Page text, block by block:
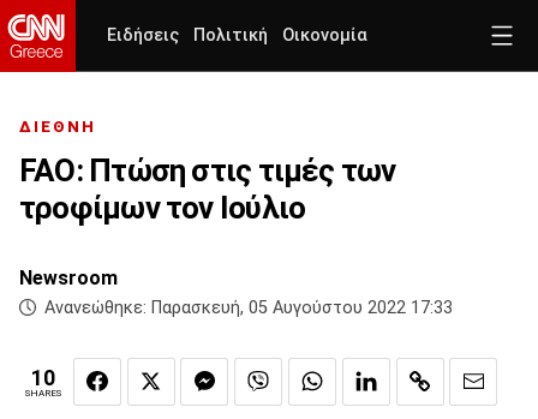
Ειδήσεις Πολιτική Οικονομία
ΔΙΕΘΝΗ
FAO: Πτώση στις τιμές των
τροφίμων τον Ιούλιο
Newsroom
Ανανεώθηκε: Παρασκευή, 05 Αυγούστου 2022 17:33
10
SHARES